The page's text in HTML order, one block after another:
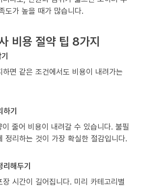
도가 높을 때가 많습니다.
비용 절약 팁 8가지
면 같은 조건에서도 비용이 내려가는
하기
이 줄어 비용이 내려갈 수 있습니다. 불필
정리하는 것이 가장 확실한 절감입니다.
리해두기
시간이 길어집니다. 미리 카테고리별